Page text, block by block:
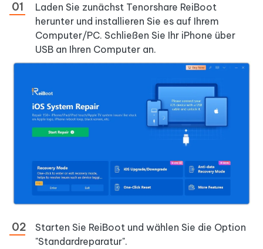
Laden Sie zunächst Tenorshare ReiBoot
herunter und installieren Sie es auf Ihrem
Computer/PC. Schließen Sie Ihr iPhone über
USB an Ihren Computer an.
Starten Sie ReiBoot und wählen Sie die Option
"Standardreparatur".